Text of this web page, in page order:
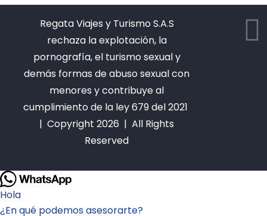
Regata Viajes y Turismo S.A.S
rechaza la explotación, la
pornografía, el turismo sexual y
demás formas de abuso sexual con
menores y contribuye al
cumplimiento de la ley 679 del 2021
| Copyright 2026 | All Rights
Reserved
Hola
¿En qué podemos asesorarte?